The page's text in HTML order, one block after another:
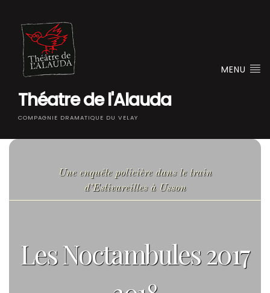
Théatre de l'Alauda
COMPAGNIE DRAMATIQUE DU VELAY
MENU
Une enquête policière dans le train
d’Estivareilles à Usson
Les Noctambules 2017